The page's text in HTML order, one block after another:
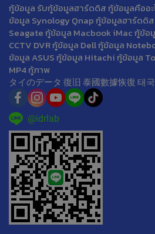
กู้ข้อมูล รับกู้ข้อมูลฮาร์ดดิส กู้ข้อมูลคืออะ
ข้อมูล Synology Qnap กู้ข้อมูลฮาร์ดดิ
Seagate กู้ข้อมูล Macbook iMac กู้ข้อ
CCTV DVR กู้ข้อมูล Dell กู้ข้อมูล
ข้อมูล ASUS กู้ข้อมูล Hitachi กู้ข้อมูล
MP4 กู้ภาพ
タイのデータ 復旧 泰國數據恢復 태
@idrlab